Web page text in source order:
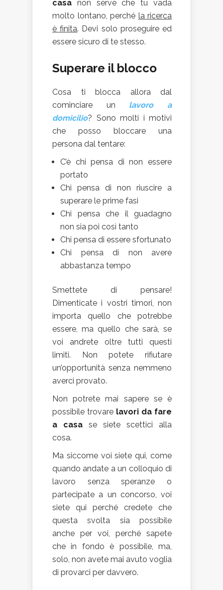
casa non serve che tu vada
molto lontano, perché la ricerca
è finita. Devi solo proseguire ed
essere sicuro di te stesso.
Superare il blocco
Cosa ti blocca allora dal
cominciare un lavoro a
domicilio? Sono molti i motivi
che posso bloccare una
persona dal tentare:
C’è chi pensa di non essere
portato
Chi pensa di non riuscire a
superare le prime fasi
Chi pensa che il guadagno
non sia poi così tanto
Chi pensa di essere sfortunato
Chi pensa di non avere
abbastanza tempo
Smettete di pensare!
Dimenticate i vostri timori, non
importa quello che potrebbe
essere, ma quello che sarà, se
voi andrete oltre tutti questi
limiti. Non potete rifiutare
un’opportunità senza nemmeno
averci provato.
Non potrete mai sapere se è
possibile trovare lavori da fare
a casa se siete scettici alla
cosa.
Ma siccome voi siete qui, come
quando andate a un colloquio di
lavoro senza speranze o
partecipate a un concorso, voi
siete qui perché credete che
questa svolta sia possibile
anche per voi, perché sapete
che in fondo è possibile, ma,
solo, non avete mai avuto voglia
di provarci per davvero.